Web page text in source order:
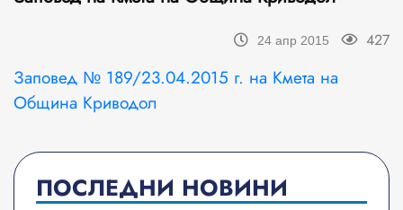
24 апр 2015 427
Заповед № 189/23.04.2015 г. на Кмета на
Община Криводол
ПОСЛЕДНИ НОВИНИ